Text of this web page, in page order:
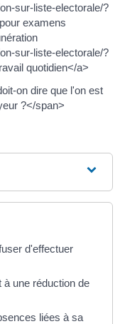
sur-liste-electorale/?
examens
sur-liste-electorale/?
quotidien</a>
on dire que l'on est
?</span>
d'effectuer
à une réduction de
liées à sa